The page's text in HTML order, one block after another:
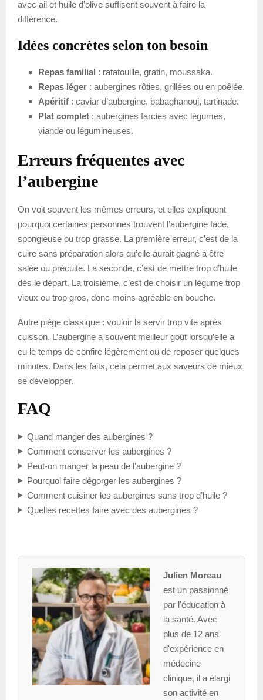
avec ail et huile d’olive suffisent souvent à faire la
différence.
Idées concrètes selon ton besoin
Repas familial : ratatouille, gratin, moussaka.
Repas léger : aubergines rôties, grillées ou en poêlée.
Apéritif : caviar d’aubergine, babaghanouj, tartinade.
Plat complet : aubergines farcies avec légumes,
viande ou légumineuses.
Erreurs fréquentes avec
l’aubergine
On voit souvent les mêmes erreurs, et elles expliquent
pourquoi certaines personnes trouvent l’aubergine fade,
spongieuse ou trop grasse. La première erreur, c’est de la
cuire sans préparation alors qu’elle aurait gagné à être
salée ou précuite. La seconde, c’est de mettre trop d’huile
dès le départ. La troisième, c’est de choisir un légume trop
vieux ou trop gros, donc moins agréable en bouche.
Autre piège classique : vouloir la servir trop vite après
cuisson. L’aubergine a souvent meilleur goût lorsqu’elle a
eu le temps de confire légèrement ou de reposer quelques
minutes. Dans les faits, cela permet aux saveurs de mieux
se développer.
FAQ
Quand manger des aubergines ?
Comment conserver les aubergines ?
Peut-on manger la peau de l’aubergine ?
Pourquoi faire dégorger les aubergines ?
Comment cuisiner les aubergines sans trop d’huile ?
Quelles recettes faire avec des aubergines ?
Julien Moreau
est un passionné
par l'éducation à
la santé. Avec
plus de 12 ans
d'expérience en
médecine
clinique, il a élargi
son activité en